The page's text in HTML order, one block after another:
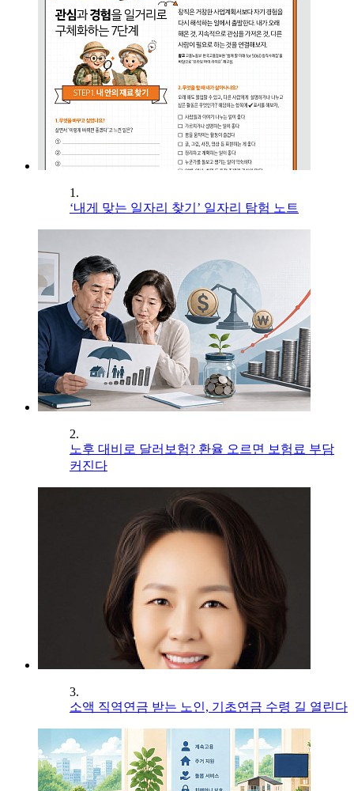
1.
‘내게 맞는 일자리 찾기’ 일자리 탐험 노트
2.
노후 대비로 달러보험? 환율 오르면 보험료 부담
커진다
3.
소액 직역연금 받는 노인, 기초연금 수령 길 열린다